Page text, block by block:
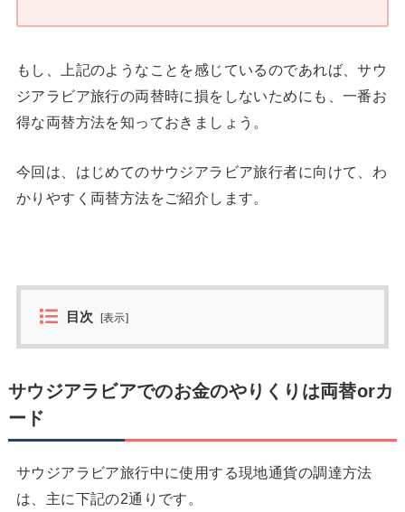
もし、上記のようなことを感じているのであれば、サウ
ジアラビア旅行の両替時に損をしないためにも、一番お
得な両替方法を知っておきましょう。
今回は、はじめてのサウジアラビア旅行者に向けて、わ
かりやすく両替方法をご紹介します。
目次 [表示]
サウジアラビアでのお金のやりくりは両替orカ
ード
サウジアラビア旅行中に使用する現地通貨の調達方法
は、主に下記の2通りです。